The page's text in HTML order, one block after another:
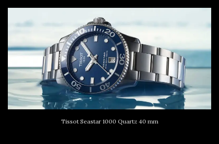
Tissot Seastar 1000 Quartz 40 mm